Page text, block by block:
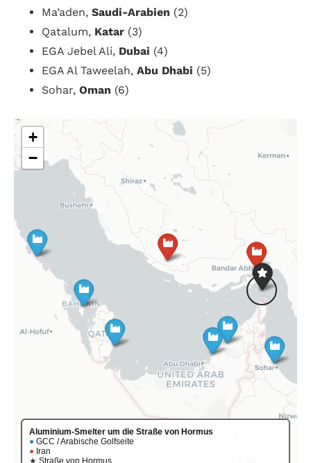
Ma’aden, Saudi-Arabien (2)
Qatalum, Katar (3)
EGA Jebel Ali, Dubai (4)
EGA Al Taweelah, Abu Dhabi (5)
Sohar, Oman (6)